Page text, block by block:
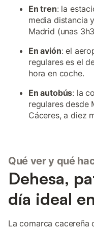
En tren: la
media distancia
Madrid (unas
En avión: el
regulares es el
hora en coche.
En autobús: la
regulares desde
Cáceres, a diez
Qué ver y qué
Dehesa,
día ideal
La comarca cacereña